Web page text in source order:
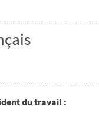
du travail :